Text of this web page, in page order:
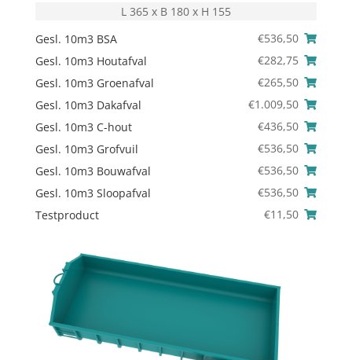
L 365 x B 180 x H 155
Gesl. 10m3 BSA
€536,50
Gesl. 10m3 Houtafval
€282,75
Gesl. 10m3 Groenafval
€265,50
Gesl. 10m3 Dakafval
€1.009,50
Gesl. 10m3 C-hout
€436,50
Gesl. 10m3 Grofvuil
€536,50
Gesl. 10m3 Bouwafval
€536,50
Gesl. 10m3 Sloopafval
€536,50
Testproduct
€11,50